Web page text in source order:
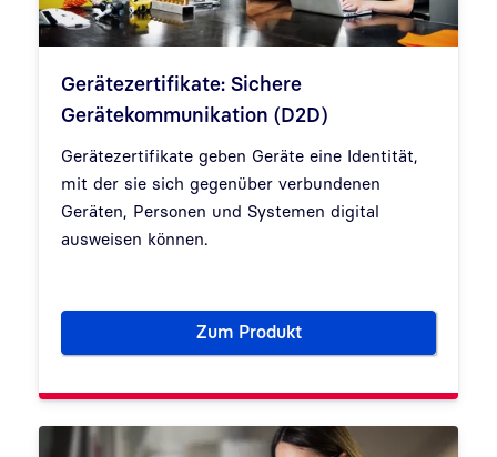
Gerätezertifikate: Sichere
Gerätekommunikation (D2D)
Gerätezertifikate geben Geräte eine Identität,
mit der sie sich gegenüber verbundenen
Geräten, Personen und Systemen digital
ausweisen können.
Zum ProduktGerätezertifikate: Sichere